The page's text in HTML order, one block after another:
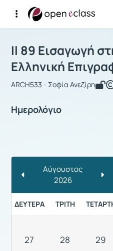
Μάθημα : II 89
II 89 Εισαγωγή
Ελληνική
ARCH533 - Σοφία Ανεζίρη
Ημερολόγιο
Αύγουστος
2026
ΔΕΥΤΈΡΑ ΤΡΊΤΗ
27 28 29